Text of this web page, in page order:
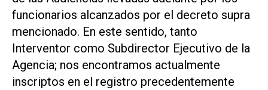
funcionarios alcanzados por el decreto supra
mencionado. En este sentido, tanto
Interventor como Subdirector Ejecutivo de la
Agencia; nos encontramos actualmente
inscriptos en el registro precedentemente